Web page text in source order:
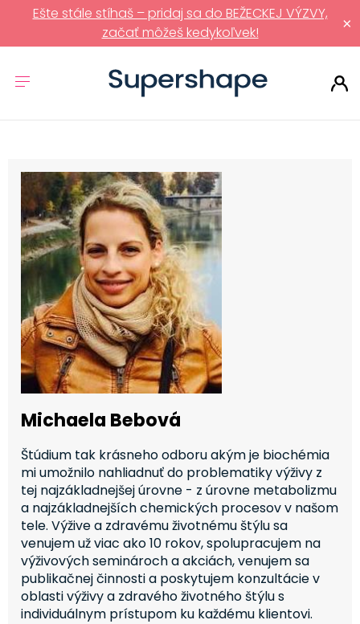
×
Ešte stále stíhaš – pridaj sa do BEŽECKEJ VÝZVY,
začať môžeš kedykoľvek!
Michaela Bebová
Štúdium tak krásneho odboru akým je biochémia
mi umožnilo nahliadnuť do problematiky výživy z
tej najzákladnejšej úrovne - z úrovne metabolizmu
a najzákladnejších chemických procesov v našom
tele. Výžive a zdravému životnému štýlu sa
venujem už viac ako 10 rokov, spolupracujem na
výživových seminároch a akciách, venujem sa
publikačnej činnosti a poskytujem konzultácie v
oblasti výživy a zdravého životného štýlu s
individuálnym prístupom ku každému klientovi.